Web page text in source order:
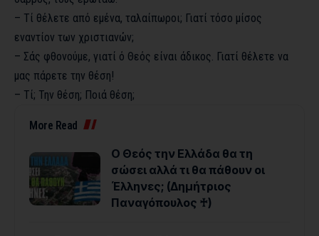
– Τί θέλετε από εμένα, ταλαίπωροι; Γιατί τόσο μίσος
εναντίον των χριστιανών;
– Σάς φθονούμε, γιατί ό Θεός είναι άδικος. Γιατί θέλετε να
μας πάρετε την θέση!
– Τί; Την θέση; Ποιά θέση;
More Read
Ο Θεός την Ελλάδα θα τη
σώσει αλλά τι θα πάθουν οι
Έλληνες; (Δημήτριος
Παναγόπουλος ♰)